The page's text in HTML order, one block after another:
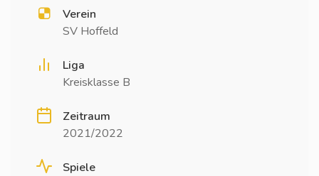
Verein
SV Hoffeld
Liga
Kreisklasse B
Zeitraum
2021/2022
Spiele